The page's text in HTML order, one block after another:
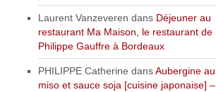
Laurent Vanzeveren dans Déjeuner au
restaurant Ma Maison, le restaurant de
Philippe Gauffre à Bordeaux
PHILIPPE Catherine dansAubergine au
miso et sauce soja [cuisine japonaise] –